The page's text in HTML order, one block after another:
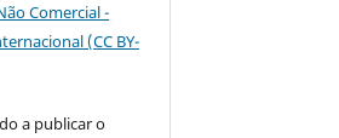
Comercial -
(CC BY-
a publicar o